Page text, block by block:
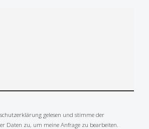
gelesen und stimme der
Daten zu, um meine Anfrage zu bearbeiten.